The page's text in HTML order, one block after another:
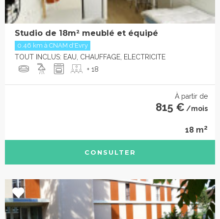
Studio de 18m² meublé et équipé
0.46 km à CNAM d'Evry
TOUT INCLUS: EAU, CHAUFFAGE, ELECTRICITE
+ 18
À partir de
815 € /mois
18 m2
CONSULTER